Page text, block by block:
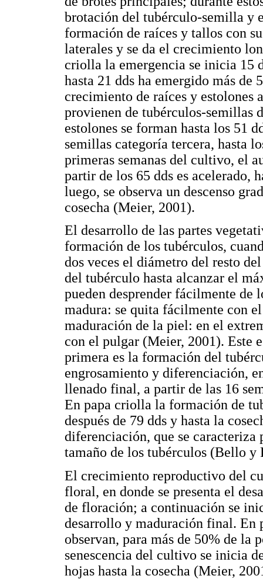
brotación del tubérculo-semilla y
formación de raíces y tallos con
laterales y se da el crecimiento
criolla la emergencia se inicia 15
hasta 21 dds ha emergido más
crecimiento de raíces y estolones
provienen de tubérculos-semillas
estolones se forman hasta los 51
semillas categoría tercera, hasta
primeras semanas del cultivo, el
partir de los 65 dds es acelerado,
luego, se observa un descenso
cosecha (Meier, 2001).
El desarrollo de las partes
formación de los tubérculos,
dos veces el diámetro del resto
del tubérculo hasta alcanzar el
pueden desprender fácilmente de
madura: se quita fácilmente con
maduración de la piel: en el
con el pulgar (Meier, 2001). Este
primera es la formación del
engrosamiento y diferenciación,
llenado final, a partir de las 16
En papa criolla la formación de
después de 79 dds y hasta la
diferenciación, que se caracteriza
tamaño de los tubérculos (Bello y
El crecimiento reproductivo del
floral, en donde se presenta el
de floración; a continuación se
desarrollo y maduración final. En
observan, para más de 50% de la
senescencia del cultivo se inicia
hojas hasta la cosecha (Meier,